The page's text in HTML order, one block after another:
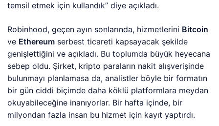
temsil etmek için kullandık” diye açıkladı.
Robinhood, geçen ayın sonlarında, hizmetlerini Bitcoin
ve Ethereum serbest ticareti kapsayacak şekilde
genişlettiğini ve açıkladı. Bu toplumda büyük heyecana
sebep oldu. Şirket, kripto paraların nakit alışverişinde
bulunmayı planlamasa da, analistler böyle bir formatın
bir gün ciddi biçimde daha köklü platformlara meydan
okuyabileceğine inanıyorlar. Bir hafta içinde, bir
milyondan fazla insan bu hizmet için kayıt yaptırdı.